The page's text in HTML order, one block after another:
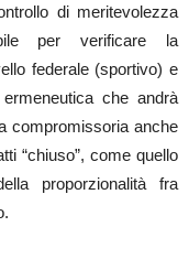
di meritevolezza
per verificare la
federale (sportivo) e
che andrà
compromissoria anche
“chiuso”, come quello
proporzionalità fra